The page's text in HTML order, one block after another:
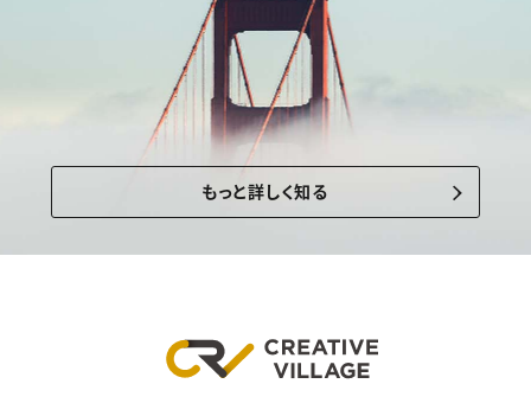
もっと詳しく知る